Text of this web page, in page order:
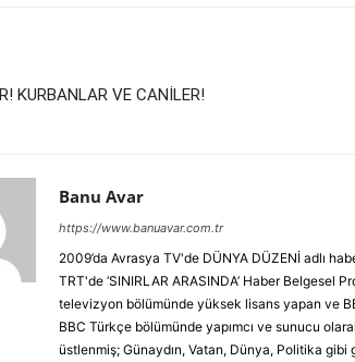
KURBANLAR VE CANİLER!
Banu Avar
https://www.banuavar.com.tr
2009’da Avrasya TV'de DÜNYA DÜZENİ adlı
TRT'de ‘SINIRLAR ARASINDA’ Haber Belgesel
televizyon bölümünde yüksek lisans yapan ve
BBC Türkçe bölümünde yapımcı ve sunucu
üstlenmiş; Günaydın, Vatan, Dünya, Politika